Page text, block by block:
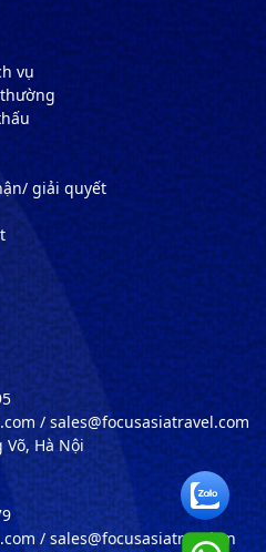
vụ
giải quyết
/ sales@focusasiatravel.com
Võ, Hà Nội
/ sales@focusasiatravel.vn